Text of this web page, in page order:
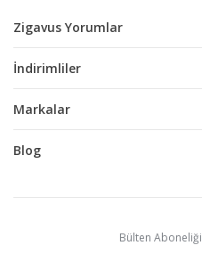
Zigavus Yorumlar
İndirimliler
Markalar
Blog
Bülten Aboneliği